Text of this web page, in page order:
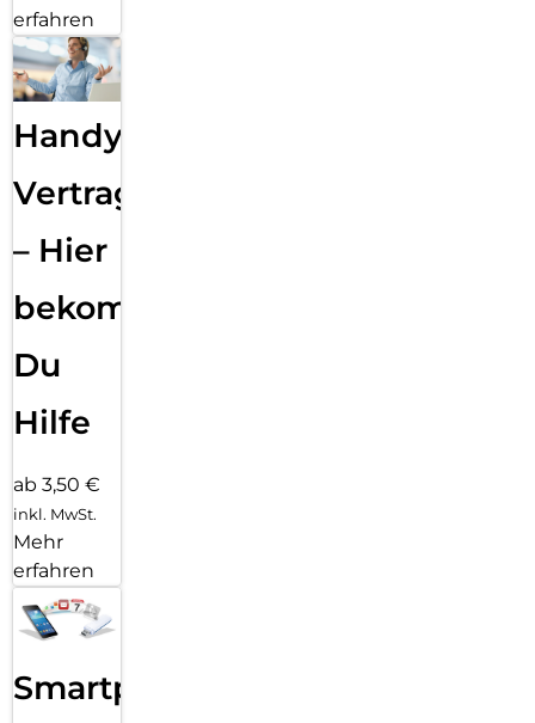
erfahren
Handy
Vertragsabwicklung
– Hier
bekommst
Du
Hilfe
ab 3,50 €
inkl. MwSt.
Mehr
erfahren
Smartphone